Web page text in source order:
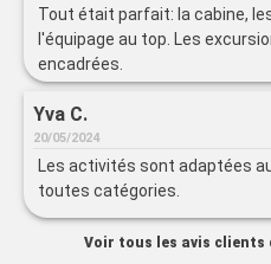
Tout était parfait: la cabine,
l'équipage au top. Les
encadrées.
Yva C.
20/05/2024
Les activités sont adaptées
toutes catégories.
Voir tous les avis clients